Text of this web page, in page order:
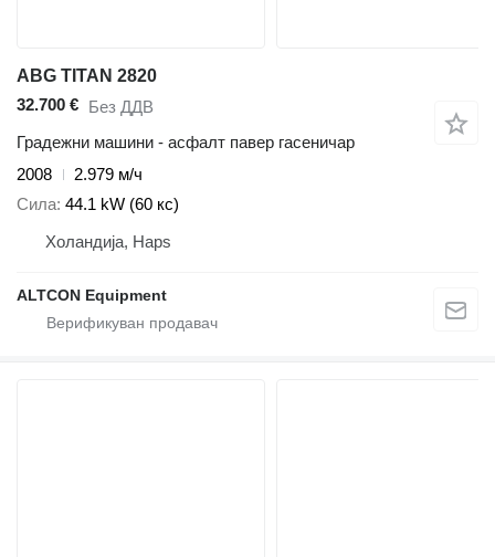
ABG TITAN 2820
32.700 € Без ДДВ
Градежни машини - асфалт павер гасеничар
2008
2.979 м/ч
Сила 44.1 kW (60 кс)
Холандија, Haps
ALTCON Equipment